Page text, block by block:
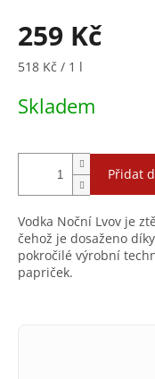
259 Kč
Měrná
518 Kč / 1 l
Skladem
Přidat
Vodka Noční Lvov je
čehož je dosaženo
pokročilé výrobní
papriček.